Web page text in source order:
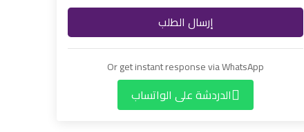
إرسال الطلب
Or get instant response via WhatsApp
الدردشة على الواتساب